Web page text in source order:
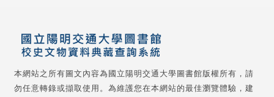
本網站之所有圖文內容為國立陽明交通大學圖書館版權所有，請
勿任意轉錄或擷取使用。為維護您在本網站的最佳瀏覽體驗，建